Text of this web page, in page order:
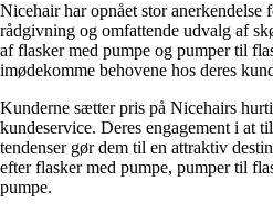
Nicehair har opnået stor anerkendelse
rådgivning og omfattende udvalg af
af flasker med pumpe og pumper til
imødekomme behovene hos deres
Kunderne sætter pris på Nicehairs
kundeservice. Deres engagement i at
tendenser gør dem til en attraktiv
efter flasker med pumpe, pumper til
pumpe.